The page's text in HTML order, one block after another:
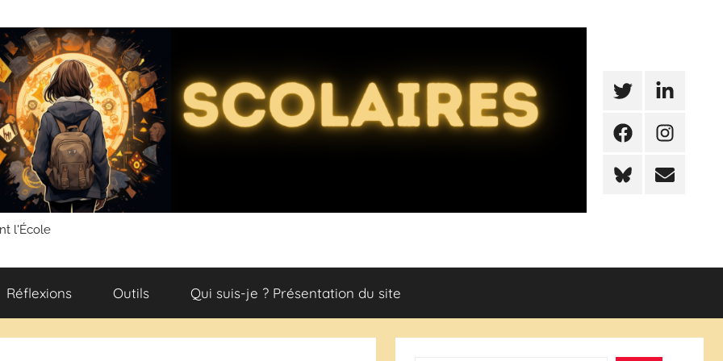
l'École
TwitterLinkedIn
FacebookInstagram
BlueSkyMail
Réflexions Outils Qui suis-je ? Présentation du site